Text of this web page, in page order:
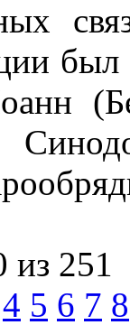
из 251
4 5 6 7 8